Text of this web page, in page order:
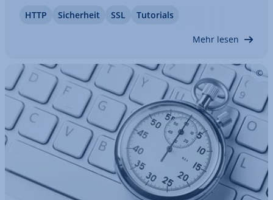
den Besuch auf Ihrer Seite so sicher wie möglich zu
HTTP Si­cher­heit SSL Tutorials
Mehr lesen